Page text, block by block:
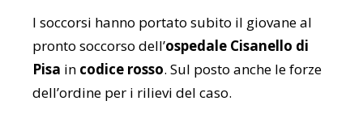
I soccorsi hanno portato subito il giovane al
pronto soccorso dell’ospedale Cisanello di
Pisa in codice rosso. Sul posto anche le forze
dell’ordine per i rilievi del caso.